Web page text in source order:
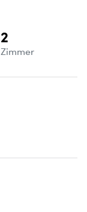
2
Zimmer